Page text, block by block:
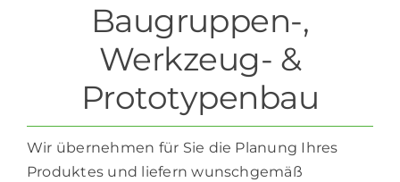
Baugruppen-,
Werkzeug- &
Prototypenbau
Wir übernehmen für Sie die Planung Ihres
Produktes und liefern wunschgemäß